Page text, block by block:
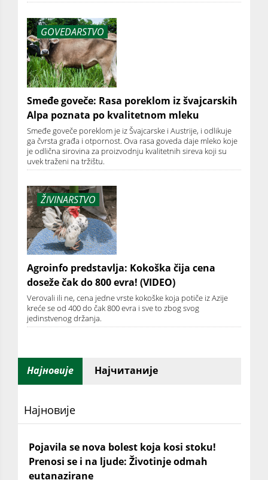
GOVEDARSTVO
Smeđe goveče: Rasa poreklom iz švajcarskih
Alpa poznata po kvalitetnom mleku
Smeđe goveče poreklom je iz Švajcarske i Austrije, i odlikuje
ga čvrsta građa i otpornost. Ova rasa goveda daje mleko koje
je odlična sirovina za proizvodnju kvalitetnih sireva koji su
uvek traženi na tržištu.
ŽIVINARSTVO
Agroinfo predstavlja: Kokoška čija cena
doseže čak do 800 evra! (VIDEO)
Verovali ili ne, cena jedne vrste kokoške koja potiče iz Azije
kreće se od 400 do čak 800 evra i sve to zbog svog
jedinstvenog držanja.
Најновије Најчитаније
Најновије
Pojavila se nova bolest koja kosi stoku!
Prenosi se i na ljude: Životinje odmah
eutanazirane